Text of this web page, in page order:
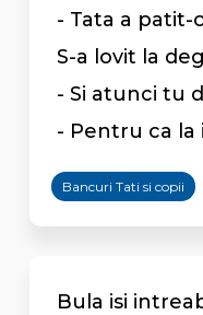
- Tata a patit-
S-a lovit la
- Si atunci tu
- Pentru ca la
Bancuri Tati si copii
Bula isi